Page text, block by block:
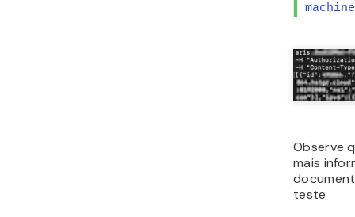
Observe
mais
teste